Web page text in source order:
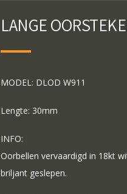
LANGE
MODEL: DLOD W911
Lengte: 30mm
INFO:
Oorbellen vervaardigd in 18kt
briljant geslepen.